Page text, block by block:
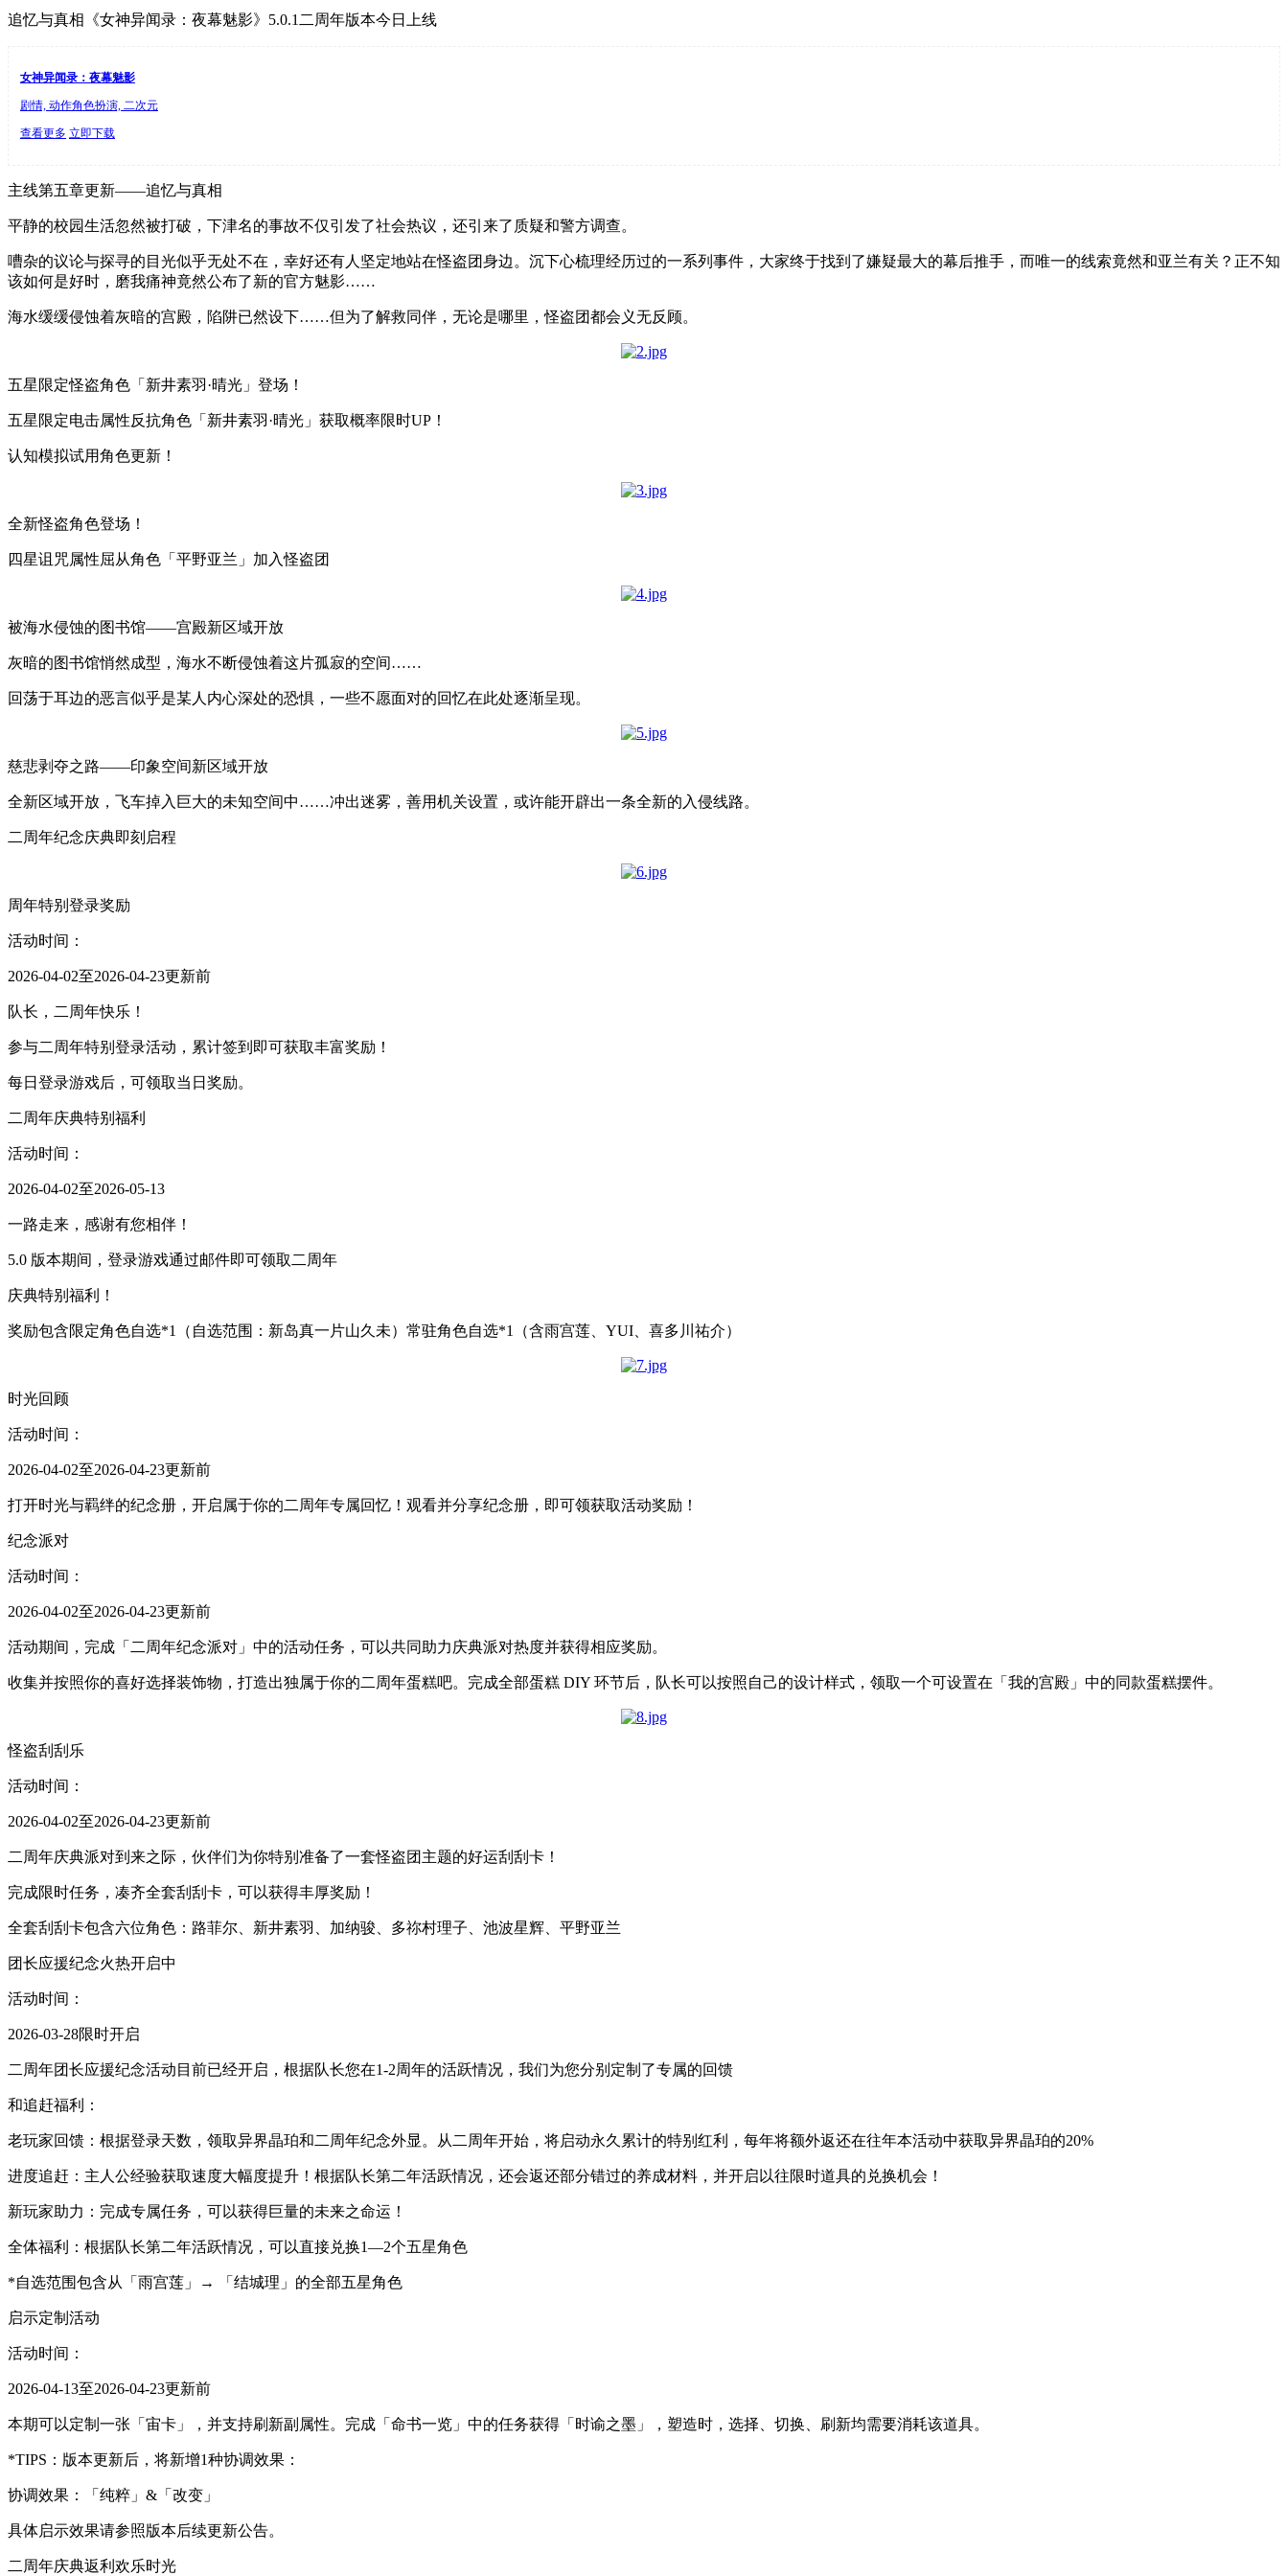
追忆与真相《女神异闻录：夜幕魅影》5.0.1二周年版本今日上线
女神异闻录：夜幕魅影
剧情, 动作角色扮演, 二次元
查看更多 立即下载
主线第五章更新——追忆与真相
平静的校园生活忽然被打破，下津名的事故不仅引发了社会热议，还引来了质疑和警方调查。
嘈杂的议论与探寻的目光似乎无处不在，幸好还有人坚定地站在怪盗团身边。沉下心梳理经历过的一系列事件，大家终于找到了嫌疑最大的幕后推手，而唯一的线索竟然和亚兰有关？正不知
该如何是好时，磨我痛神竟然公布了新的官方魅影……
海水缓缓侵蚀着灰暗的宫殿，陷阱已然设下……但为了解救同伴，无论是哪里，怪盗团都会义无反顾。
五星限定怪盗角色「新井素羽·晴光」登场！
五星限定电击属性反抗角色「新井素羽·晴光」获取概率限时UP！
认知模拟试用角色更新！
全新怪盗角色登场！
四星诅咒属性屈从角色「平野亚兰」加入怪盗团
被海水侵蚀的图书馆——宫殿新区域开放
灰暗的图书馆悄然成型，海水不断侵蚀着这片孤寂的空间……
回荡于耳边的恶言似乎是某人内心深处的恐惧，一些不愿面对的回忆在此处逐渐呈现。
慈悲剥夺之路——印象空间新区域开放
全新区域开放，飞车掉入巨大的未知空间中……冲出迷雾，善用机关设置，或许能开辟出一条全新的入侵线路。
二周年纪念庆典即刻启程
周年特别登录奖励
活动时间：
2026-04-02至2026-04-23更新前
队长，二周年快乐！
参与二周年特别登录活动，累计签到即可获取丰富奖励！
每日登录游戏后，可领取当日奖励。
二周年庆典特别福利
活动时间：
2026-04-02至2026-05-13
一路走来，感谢有您相伴！
5.0 版本期间，登录游戏通过邮件即可领取二周年
庆典特别福利！
奖励包含限定角色自选*1（自选范围：新岛真一片山久未）常驻角色自选*1（含雨宫莲、YUI、喜多川祐介）
时光回顾
活动时间：
2026-04-02至2026-04-23更新前
打开时光与羁绊的纪念册，开启属于你的二周年专属回忆！观看并分享纪念册，即可领获取活动奖励！
纪念派对
活动时间：
2026-04-02至2026-04-23更新前
活动期间，完成「二周年纪念派对」中的活动任务，可以共同助力庆典派对热度并获得相应奖励。
收集并按照你的喜好选择装饰物，打造出独属于你的二周年蛋糕吧。完成全部蛋糕 DIY 环节后，队长可以按照自己的设计样式，领取一个可设置在「我的宫殿」中的同款蛋糕摆件。
怪盗刮刮乐
活动时间：
2026-04-02至2026-04-23更新前
二周年庆典派对到来之际，伙伴们为你特别准备了一套怪盗团主题的好运刮刮卡！
完成限时任务，凑齐全套刮刮卡，可以获得丰厚奖励！
全套刮刮卡包含六位角色：路菲尔、新井素羽、加纳骏、多祢村理子、池波星辉、平野亚兰
团长应援纪念火热开启中
活动时间：
2026-03-28限时开启
二周年团长应援纪念活动目前已经开启，根据队长您在1-2周年的活跃情况，我们为您分别定制了专属的回馈
和追赶福利：
老玩家回馈：根据登录天数，领取异界晶珀和二周年纪念外显。从二周年开始，将启动永久累计的特别红利，每年将额外返还在往年本活动中获取异界晶珀的20%
进度追赶：主人公经验获取速度大幅度提升！根据队长第二年活跃情况，还会返还部分错过的养成材料，并开启以往限时道具的兑换机会！
新玩家助力：完成专属任务，可以获得巨量的未来之命运！
全体福利：根据队长第二年活跃情况，可以直接兑换1—2个五星角色
*自选范围包含从「雨宫莲」→ 「结城理」的全部五星角色
启示定制活动
活动时间：
2026-04-13至2026-04-23更新前
本期可以定制一张「宙卡」，并支持刷新副属性。完成「命书一览」中的任务获得「时谕之墨」，塑造时，选择、切换、刷新均需要消耗该道具。
*TIPS：版本更新后，将新增1种协调效果：
协调效果：「纯粹」&「改变」
具体启示效果请参照版本后续更新公告。
二周年庆典返利欢乐时光